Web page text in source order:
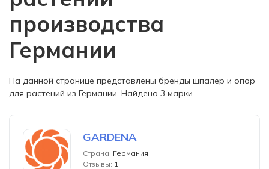
производства
Германии
На данной странице представлены бренды шпалер и опор
для растений из Германии. Найдено 3 марки.
GARDENA
Страна: Германия
Отзывы: 1